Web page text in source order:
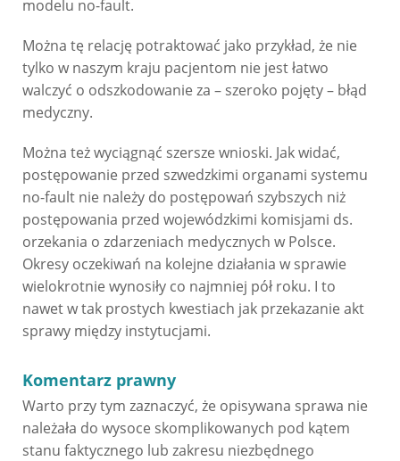
modelu no-fault.
Można tę relację potraktować jako przykład, że nie
tylko w naszym kraju pacjentom nie jest łatwo
walczyć o odszkodowanie za – szeroko pojęty – błąd
medyczny.
Można też wyciągnąć szersze wnioski. Jak widać,
postępowanie przed szwedzkimi organami systemu
no-fault nie należy do postępowań szybszych niż
postępowania przed wojewódzkimi komisjami ds.
orzekania o zdarzeniach medycznych w Polsce.
Okresy oczekiwań na kolejne działania w sprawie
wielokrotnie wynosiły co najmniej pół roku. I to
nawet w tak prostych kwestiach jak przekazanie akt
sprawy między instytucjami.
Komentarz prawny
Warto przy tym zaznaczyć, że opisywana sprawa nie
należała do wysoce skomplikowanych pod kątem
stanu faktycznego lub zakresu niezbędnego